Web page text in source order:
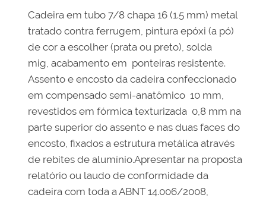
Cadeira em tubo 7/8 chapa 16 (1.5 mm) metal
tratado contra ferrugem, pintura epóxi (a pó)
de cor a escolher (prata ou preto), solda
mig, acabamento em ponteiras resistente.
Assento e encosto da cadeira confeccionado
em compensado semi-anatômico 10 mm,
revestidos em fórmica texturizada 0,8 mm na
parte superior do assento e nas duas faces do
encosto, fixados a estrutura metálica através
de rebites de alumínio.Apresentar na proposta
relatório ou laudo de conformidade da
cadeira com toda a ABNT 14.006/2008,